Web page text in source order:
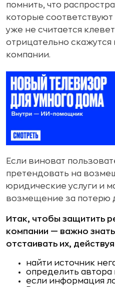
помнить, что
которые
уже не считается
отрицательно скажутся
компании.
Если виноват
претендовать на
юридические услуги и
возмещение за потерю
Итак, чтобы защитить
компании — важно
отстаивать их,
найти источник
определить автора
если информация